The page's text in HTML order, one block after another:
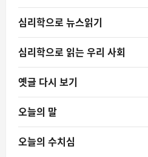
심리학으로 뉴스읽기
심리학으로 읽는 우리 사회
옛글 다시 보기
오늘의 말
오늘의 수치심